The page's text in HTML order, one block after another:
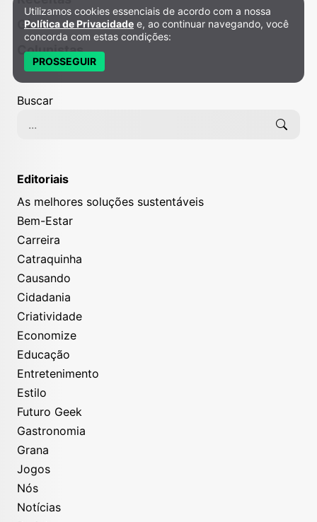
Gira
Colunistas
Buscar
Editoriais
As melhores soluções sustentáveis
Bem-Estar
Carreira
Catraquinha
Causando
Cidadania
Criatividade
Economize
Educação
Entretenimento
Estilo
Futuro Geek
Gastronomia
Grana
Jogos
Nós
Notícias
Política de Privacidade e Cookies
Utilizamos cookies essenciais de acordo com a nossa
Política de Privacidade e, ao continuar navegando, você
concorda com estas condições:
PROSSEGUIR